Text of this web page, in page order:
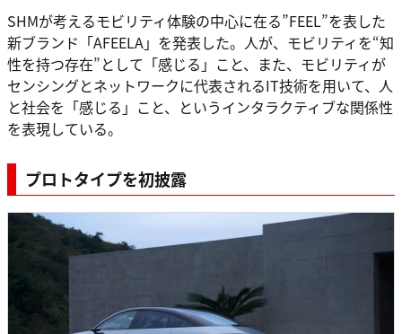
SHMが考えるモビリティ体験の中心に在る”FEEL”を表した
新ブランド「AFEELA」を発表した。人が、モビリティを“知
性を持つ存在”として「感じる」こと、また、モビリティが
センシングとネットワークに代表されるIT技術を用いて、人
と社会を「感じる」こと、というインタラクティブな関係性
を表現している。
プロトタイプを初披露